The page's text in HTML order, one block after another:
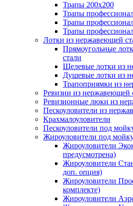
Трапы 200х200
Трапы
Трапы
Трапы
Лотки из нержавеющей
Прямоугольные
стали
Щелевые лотки из
Душевые лотки из
Трапоприямки из
Ревизии из нержавеющей
Ревизионные люки из
Пескоуловители из
Крахмалоуловители
Пескоуловители под
Жироуловители под
Жироуловители
предусмотрена)
Жироуловители
доп. опция)
Жироуловители
комплекте)
Жироуловители